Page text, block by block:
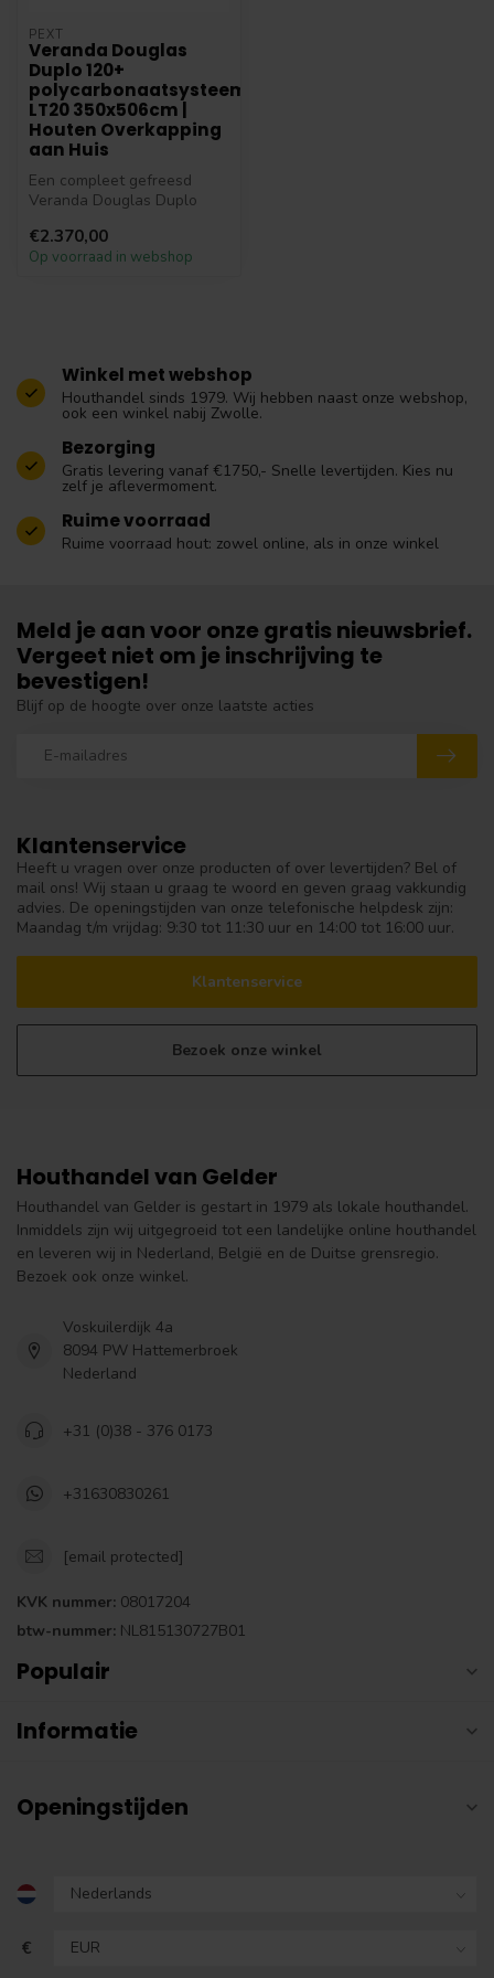
PEXT
Veranda Douglas
Duplo 120+
polycarbonaatsysteem
LT20 350x506cm |
Houten Overkapping
aan Huis
Een compleet gefreesd
Veranda Douglas Duplo
LT20 350x5...
€2.370,00
Op voorraad in webshop
Winkel met webshop
Houthandel sinds 1979. Wij hebben naast onze webshop,
ook een winkel nabij Zwolle.
Bezorging
Gratis levering vanaf €1750,- Snelle levertijden. Kies nu
zelf je aflevermoment.
Ruime voorraad
Ruime voorraad hout: zowel online, als in onze winkel
Klantenservice
Heeft u vragen over onze producten of over levertijden? Bel of
mail ons! Wij staan u graag te woord en geven graag vakkundig
advies. De openingstijden van onze telefonische helpdesk zijn:
Maandag t/m vrijdag: 9:30 tot 11:30 uur en 14:00 tot 16:00 uur.
Klantenservice
Bezoek onze winkel
Meld je aan voor onze gratis nieuwsbrief.
Vergeet niet om je inschrijving te
bevestigen!
Blijf op de hoogte over onze laatste acties
Houthandel van Gelder
Houthandel van Gelder is gestart in 1979 als lokale houthandel.
Inmiddels zijn wij uitgegroeid tot een landelijke online houthandel
en leveren wij in Nederland, België en de Duitse grensregio.
Bezoek ook onze winkel.
Voskuilerdijk 4a
8094 PW Hattemerbroek
Nederland
+31 (0)38 - 376 0173
+31630830261
[email protected]
KVK nummer: 08017204
btw-nummer: NL815130727B01
Populair
Informatie
Openingstijden
€